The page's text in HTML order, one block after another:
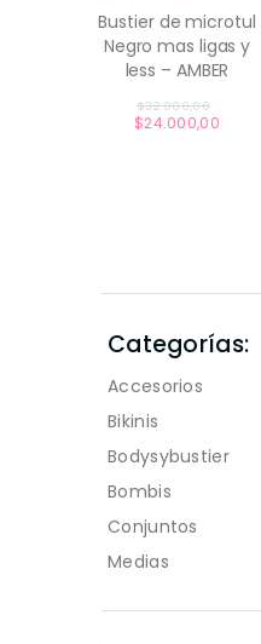
comprar
Bustier de microtul
Negro mas ligas y
less – AMBER
$32.000,00
price
$24.000,00
Categorías:
Accesorios
Bikinis
Bodysybustier
Bombis
Conjuntos
Medias